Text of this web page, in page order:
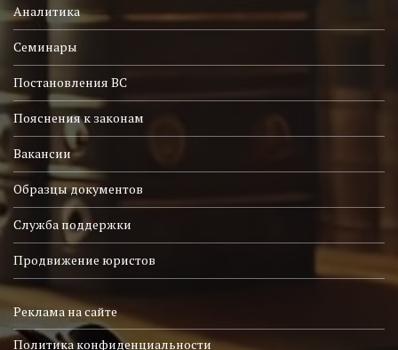
Аналитика
Семинары
Постановления ВС
Пояснения к законам
Вакансии
Образцы документов
Служба поддержки
Продвижение юристов
Реклама на сайте
Политика конфиденциальности